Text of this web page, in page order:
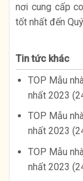
nơi cung cấp
tốt nhất đến
Tin tức khác
TOP Mẫu
nhất 2023
TOP Mẫu
nhất 2023
TOP Mẫu
nhất 2023